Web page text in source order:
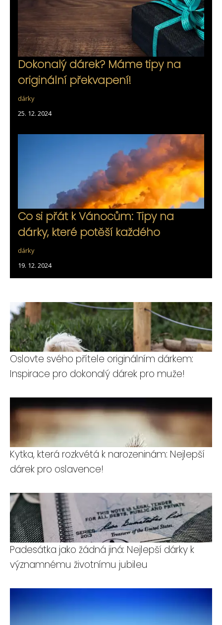
Dokonalý dárek? Máme tipy na
originální překvapení!
dárky
25. 12. 2024
Co si přát k Vánocům: Tipy na
dárky, které potěší každého
dárky
19. 12. 2024
Oslovte svého přítele originálním dárkem:
Inspirace pro dokonalý dárek pro muže!
Kytka, která rozkvétá k narozeninám: Nejlepší
dárek pro oslavence!
Padesátka jako žádná jiná: Nejlepší dárky k
významnému životnímu jubileu